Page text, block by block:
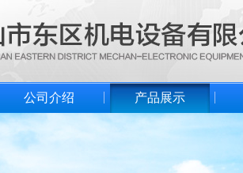
公司介绍 产品展示